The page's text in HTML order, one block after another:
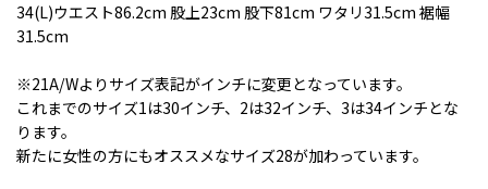
34(L)ウエスト86.2cm 股上23cm 股下81cm ワタリ31.5cm 裾幅
31.5cm
※21A/Wよりサイズ表記がインチに変更となっています。
これまでのサイズ1は30インチ、2は32インチ、3は34インチとな
ります。
新たに女性の方にもオススメなサイズ28が加わっています。